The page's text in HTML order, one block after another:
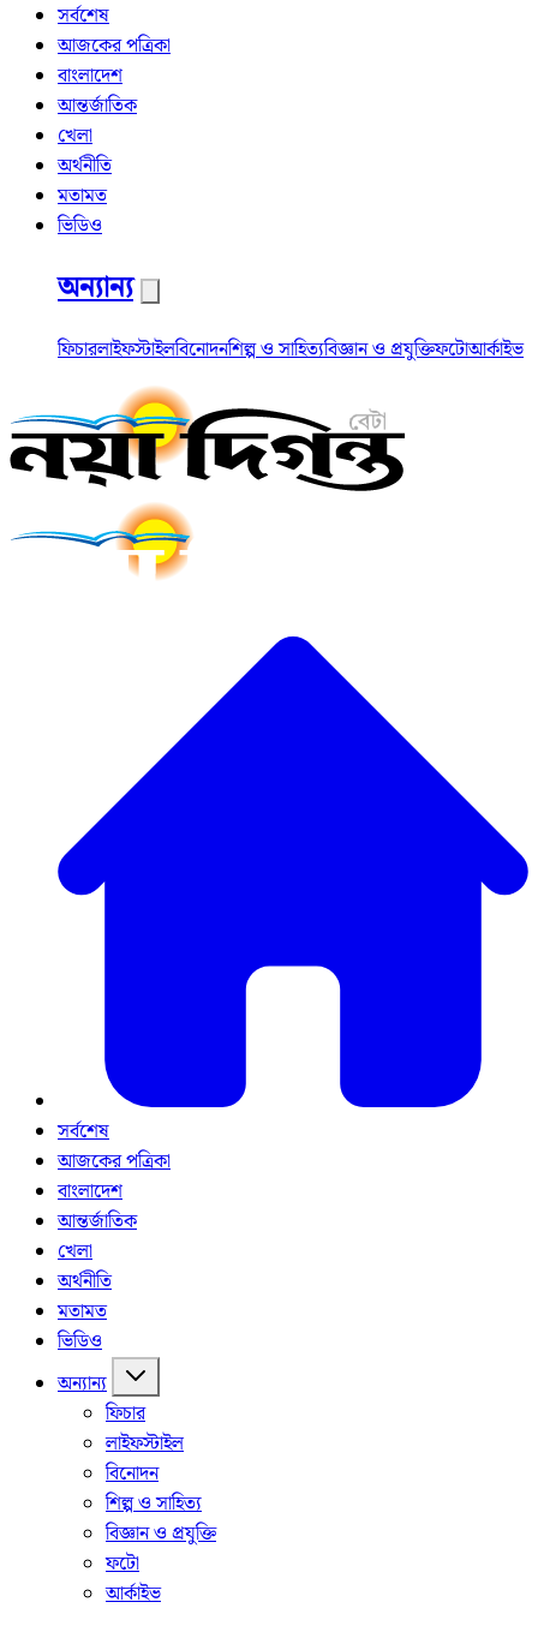
সর্বশেষ
আজকের পত্রিকা
বাংলাদেশ
আন্তর্জাতিক
খেলা
অর্থনীতি
মতামত
ভিডিও
অন্যান্য
ফিচারলাইফস্টাইলবিনোদনশিল্প ও সাহিত্যবিজ্ঞান ও প্রযুক্তিফটোআর্কাইভ
সর্বশেষ
আজকের পত্রিকা
বাংলাদেশ
আন্তর্জাতিক
খেলা
অর্থনীতি
মতামত
ভিডিও
অন্যান্য
ফিচার
লাইফস্টাইল
বিনোদন
শিল্প ও সাহিত্য
বিজ্ঞান ও প্রযুক্তি
ফটো
আর্কাইভ